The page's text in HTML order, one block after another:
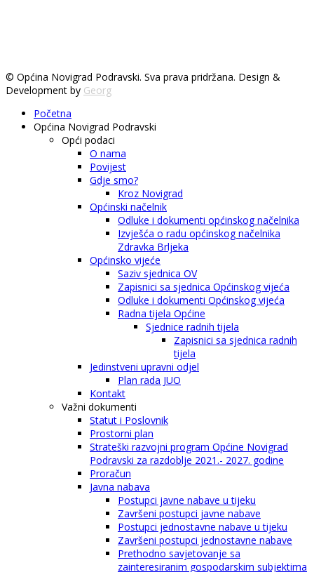
© Općina Novigrad Podravski. Sva prava pridržana. Design &
Development by Georg
Početna
Općina Novigrad Podravski
Opći podaci
O nama
Povijest
Gdje smo?
Kroz Novigrad
Općinski načelnik
Odluke i dokumenti općinskog načelnika
Izvješća o radu općinskog načelnika
Zdravka Brljeka
Općinsko vijeće
Saziv sjednica OV
Zapisnici sa sjednica Općinskog vijeća
Odluke i dokumenti Općinskog vijeća
Radna tijela Općine
Sjednice radnih tijela
Zapisnici sa sjednica radnih
tijela
Jedinstveni upravni odjel
Plan rada JUO
Kontakt
Važni dokumenti
Statut i Poslovnik
Prostorni plan
Strateški razvojni program Općine Novigrad
Podravski za razdoblje 2021.- 2027. godine
Proračun
Javna nabava
Postupci javne nabave u tijeku
Završeni postupci javne nabave
Postupci jednostavne nabave u tijeku
Završeni postupci jednostavne nabave
Prethodno savjetovanje sa
zainteresiranim gospodarskim subjektima